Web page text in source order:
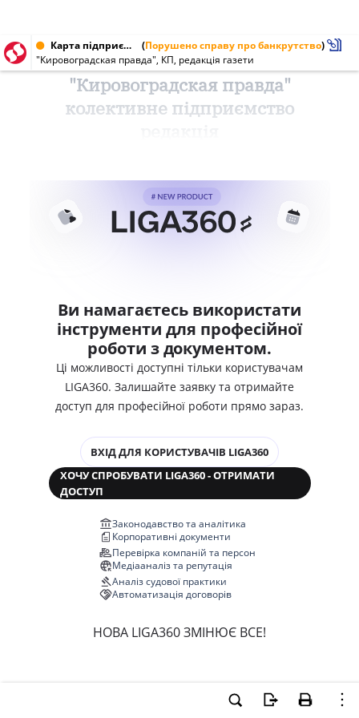
Карта підприємства від 14.05.1999 (Порушено справу про банкрутство)
"Кировоградская правда", КП, редакція газети
"Кировоградская правда"
колективне підприємство
Ви намагаєтесь використати
інструменти для професійної
роботи з документом.
Ці можливості доступні тільки користувачам
LIGA360. Залишайте заявку та отримайте
доступ для професійної роботи прямо зараз.
ВХІД ДЛЯ КОРИСТУВАЧІВ LIGA360
ХОЧУ СПРОБУВАТИ LIGA360 - ОТРИМАТИ
ДОСТУП
Законодавство та аналітика
Корпоративні документи
Перевірка компаній та персон
Медіааналіз та репутація
Аналіз судової практики
Автоматизація договорів
НОВА LIGA360 ЗМІНЮЄ ВСЕ!